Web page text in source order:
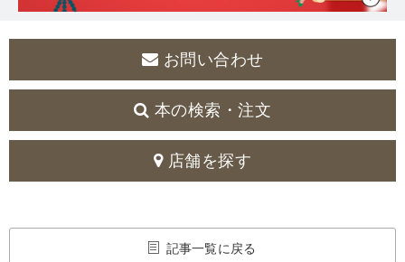
お問い合わせ
本の検索・注文
店舗を探す
記事一覧に戻る